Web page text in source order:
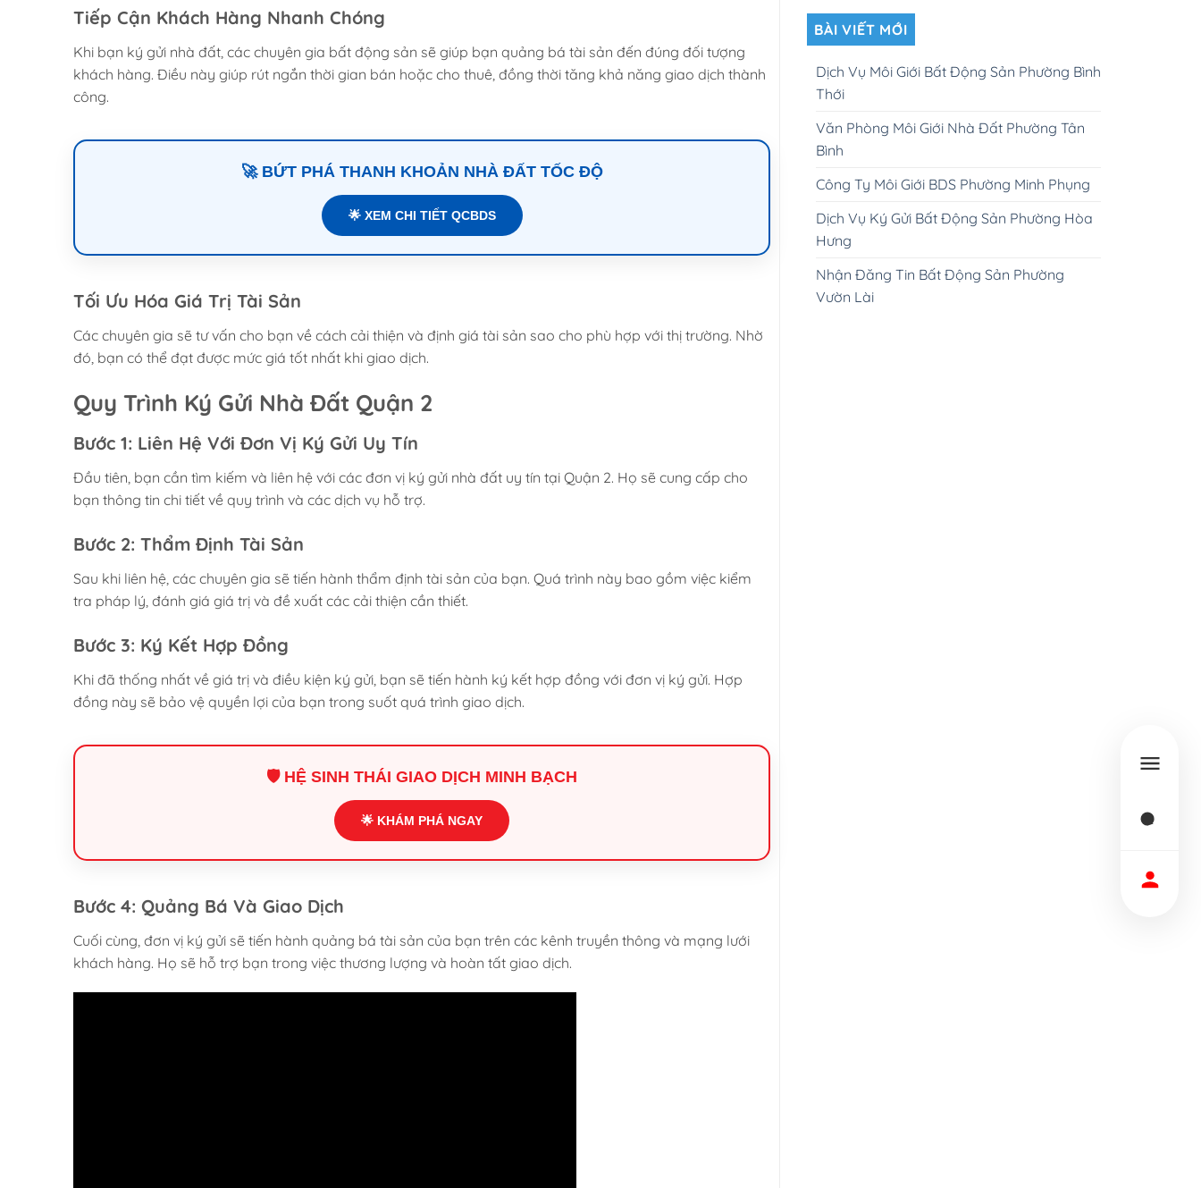
Tiếp Cận Khách Hàng Nhanh Chóng
Khi bạn ký gửi nhà đất, các chuyên gia bất động sản sẽ giúp bạn quảng bá tài sản đến đúng đối tượng
khách hàng. Điều này giúp rút ngắn thời gian bán hoặc cho thuê, đồng thời tăng khả năng giao dịch thành
công.
🚀 BỨT PHÁ THANH KHOẢN NHÀ ĐẤT TỐC ĐỘ
🌟 XEM CHI TIẾT QCBDS
Tối Ưu Hóa Giá Trị Tài Sản
Các chuyên gia sẽ tư vấn cho bạn về cách cải thiện và định giá tài sản sao cho phù hợp với thị trường. Nhờ
đó, bạn có thể đạt được mức giá tốt nhất khi giao dịch.
Quy Trình Ký Gửi Nhà Đất Quận 2
Bước 1: Liên Hệ Với Đơn Vị Ký Gửi Uy Tín
Đầu tiên, bạn cần tìm kiếm và liên hệ với các đơn vị ký gửi nhà đất uy tín tại Quận 2. Họ sẽ cung cấp cho
bạn thông tin chi tiết về quy trình và các dịch vụ hỗ trợ.
Bước 2: Thẩm Định Tài Sản
Sau khi liên hệ, các chuyên gia sẽ tiến hành thẩm định tài sản của bạn. Quá trình này bao gồm việc kiểm
tra pháp lý, đánh giá giá trị và đề xuất các cải thiện cần thiết.
Bước 3: Ký Kết Hợp Đồng
Khi đã thống nhất về giá trị và điều kiện ký gửi, bạn sẽ tiến hành ký kết hợp đồng với đơn vị ký gửi. Hợp
đồng này sẽ bảo vệ quyền lợi của bạn trong suốt quá trình giao dịch.
🛡️ HỆ SINH THÁI GIAO DỊCH MINH BẠCH
🌟 KHÁM PHÁ NGAY
Bước 4: Quảng Bá Và Giao Dịch
Cuối cùng, đơn vị ký gửi sẽ tiến hành quảng bá tài sản của bạn trên các kênh truyền thông và mạng lưới
khách hàng. Họ sẽ hỗ trợ bạn trong việc thương lượng và hoàn tất giao dịch.
BÀI VIẾT MỚI
Dịch Vụ Môi Giới Bất Động Sản Phường Bình
Thới
Văn Phòng Môi Giới Nhà Đất Phường Tân
Bình
Công Ty Môi Giới BDS Phường Minh Phụng
Dịch Vụ Ký Gửi Bất Động Sản Phường Hòa
Hưng
Nhận Đăng Tin Bất Động Sản Phường
Vườn Lài